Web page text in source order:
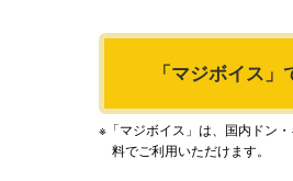
「マジボイス」
※「マジボイス」は、国内ドン
料でご利用いただけます。